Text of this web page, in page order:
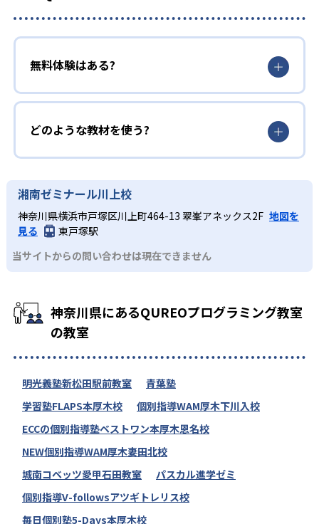
無料体験はある?
どのような教材を使う?
湘南ゼミナール川上校
神奈川県横浜市戸塚区川上町464-13 翠峯アネックス2F 地図を
見る
東戸塚駅
当サイトからの問い合わせは現在できません
神奈川県にあるQUREOプログラミング教室
の教室
明光義塾新松田駅前教室
青葉塾
学習塾FLAPS本厚木校
個別指導WAM厚木下川入校
ECCの個別指導塾ベストワン本厚木恩名校
NEW個別指導WAM厚木妻田北校
城南コベッツ愛甲石田教室
パスカル進学ゼミ
個別指導V-followsアツギトレリス校
毎日個別塾5-Days本厚木校